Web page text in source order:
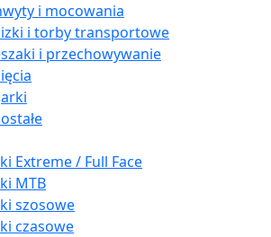
i mocowania
i torby transportowe
i przechowywanie
Extreme / Full Face
MTB
szosowe
czasowe